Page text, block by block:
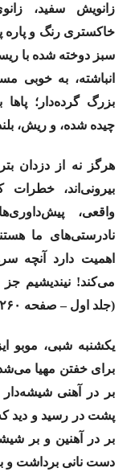
زانویش سفید،
خاکستری رنگ و پاره
سبز دوخته شده با
انباشته، به خوبی
بزرگ گرده‌دار؛
چیده شده، و ریش،
هرگز نه از دزدان
بیرونی‌اند، خطرات
واقعی،
نادرستی‌های ما
اهمیت دارد آنچه
می‌کند! نیندیشیم
(جلد اول – صفحه ۲۶۰)
یکشنبه شبی، موبو
برای خفتن مهیا
بر در آهنی
پشت در رسید و دید
بر در آهنین و بر
دست نانی برداشت و